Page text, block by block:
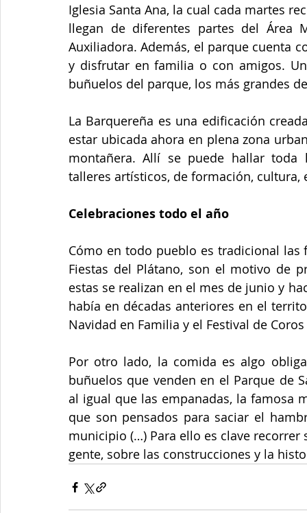
Iglesia Santa Ana, la cual cada martes
llegan de diferentes partes del Área
Auxiliadora. Además, el parque cuenta
y disfrutar en familia o con amigos.
buñuelos del parque, los más grandes
La Barquereña es una edificación
estar ubicada ahora en plena zona
montañera. Allí se puede hallar toda
talleres artísticos, de formación, cultura,
Celebraciones todo el año
Cómo en todo pueblo es tradicional
Fiestas del Plátano, son el motivo de
estas se realizan en el mes de junio y
había en décadas anteriores en el
Navidad en Familia y el Festival de
Por otro lado, la comida es algo
buñuelos que venden en el Parque de
al igual que las empanadas, la famosa
que son pensados para saciar el
municipio (…) Para ello es clave recorrer
gente, sobre las construcciones y la